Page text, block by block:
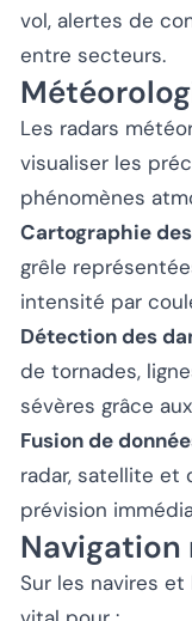
vol, alertes de
entre secteurs.
Les radars
visualiser les
phénomènes
Cartographie
grêle
intensité par
Détection des
de tornades,
sévères grâce
Fusion de
radar, satellite et
prévision
Sur les navires